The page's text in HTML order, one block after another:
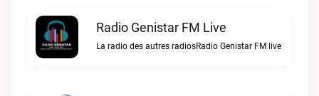
Radio Genistar FM Live
La radio des autres radiosRadio Genistar FM live